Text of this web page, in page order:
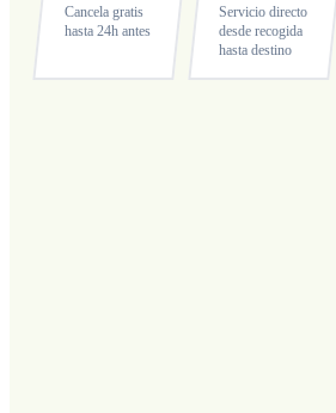
Cancela gratis
hasta 24h antes
Servicio directo
desde recogida
hasta destino